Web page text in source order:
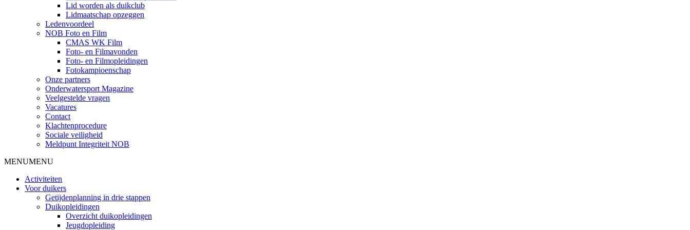
Lid worden als duikclub
Lidmaatschap opzeggen
Ledenvoordeel
NOB Foto en Film
CMAS WK Film
Foto- en Filmavonden
Foto- en Filmopleidingen
Fotokampioenschap
Onze partners
Onderwatersport Magazine
Veelgestelde vragen
Vacatures
Contact
Klachtenprocedure
Sociale veiligheid
Meldpunt Integriteit NOB
MENUMENU
Activiteiten
Voor duikers
Getijdenplanning in drie stappen
Duikopleidingen
Overzicht duikopleidingen
Jeugdopleiding